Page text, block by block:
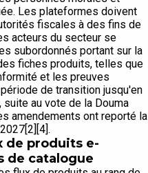
Les plateformes doivent
fiscales à des fins de
acteurs du secteur se
subordonnés portant sur la
fiches produits, telles que
et les preuves
de transition jusqu'en
au vote de la Douma
amendements ont reporté la
de produits e-
de catalogue